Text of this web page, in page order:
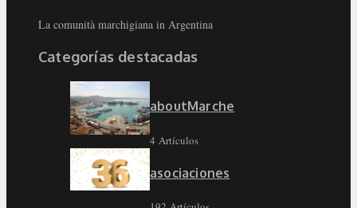
La comunità marchigiana in Argentina
Categorías destacadas
aboutMarche
4 Artículos
asociaciones